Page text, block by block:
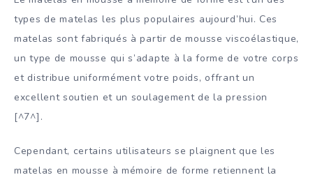
types de matelas les plus populaires aujourd’hui. Ces
matelas sont fabriqués à partir de mousse viscoélastique,
un type de mousse qui s’adapte à la forme de votre corps
et distribue uniformément votre poids, offrant un
excellent soutien et un soulagement de la pression
[^7^].
Cependant, certains utilisateurs se plaignent que les
matelas en mousse à mémoire de forme retiennent la